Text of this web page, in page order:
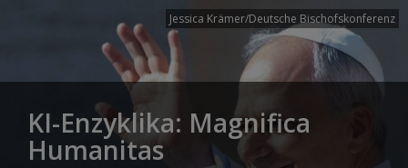
Jessica Krämer/Deutsche Bischofskonferenz
KI-Enzyklika: Magnifica
Humanitas